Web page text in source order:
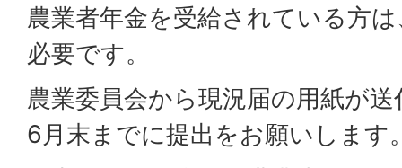
農業者年金を受給されている方
必要です。
農業委員会から現況届の用紙が
6月末までに提出をお願いします